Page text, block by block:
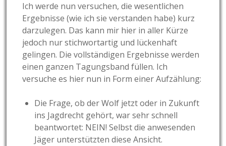
Ich werde nun versuchen, die wesentlichen
Ergebnisse (wie ich sie verstanden habe) kurz
darzulegen. Das kann mir hier in aller Kürze
jedoch nur stichwortartig und lückenhaft
gelingen. Die vollständigen Ergebnisse werden
einen ganzen Tagungsband füllen. Ich
versuche es hier nun in Form einer Aufzählung:
Die Frage, ob der Wolf jetzt oder in Zukunft
ins Jagdrecht gehört, war sehr schnell
beantwortet: NEIN! Selbst die anwesenden
Jäger unterstützten diese Ansicht.